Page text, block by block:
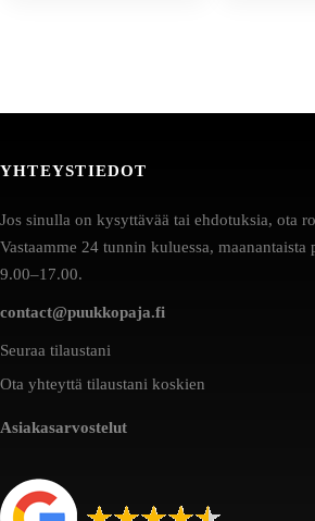
YHTEYSTIEDOT
Jos sinulla on kysyttävää tai ehdotuksia, ota
Vastaamme 24 tunnin kuluessa,
9.00–17.00.
contact@puukkopaja.fi
Seuraa tilaustani
Ota yhteyttä tilaustani koskien
Asiakasarvostelut